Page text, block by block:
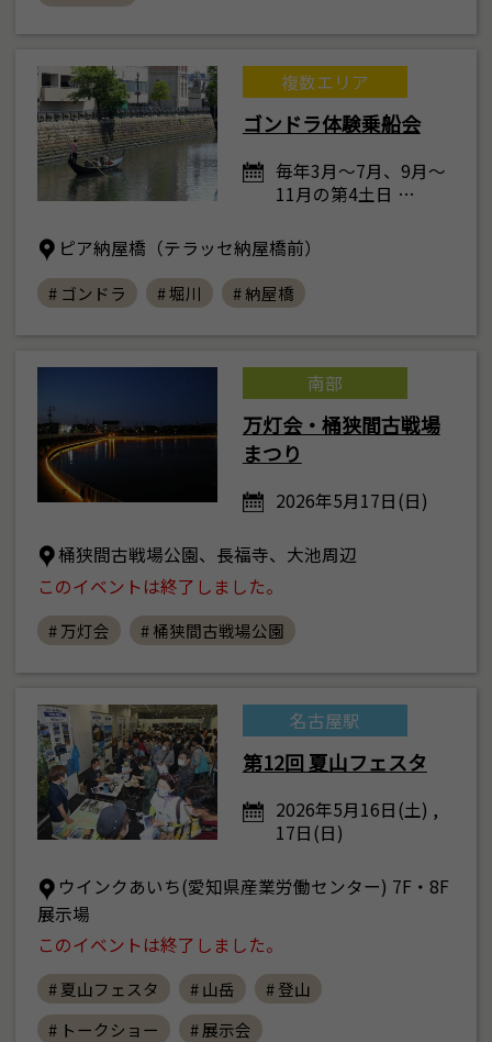
複数エリア
ゴンドラ体験乗船会
毎年3月～7月、9月～
11月の第4土日 …
ピア納屋橋（テラッセ納屋橋前）
# ゴンドラ # 堀川 # 納屋橋
南部
万灯会・桶狭間古戦場
まつり
2026年5月17日(日)
桶狭間古戦場公園、長福寺、大池周辺
このイベントは終了しました。
# 万灯会 # 桶狭間古戦場公園
名古屋駅
第12回 夏山フェスタ
2026年5月16日(土) ,
17日(日)
ウインクあいち(愛知県産業労働センター) 7F・8F
展示場
このイベントは終了しました。
# 夏山フェスタ # 山岳
# 登山
# トークショー
# 展示会